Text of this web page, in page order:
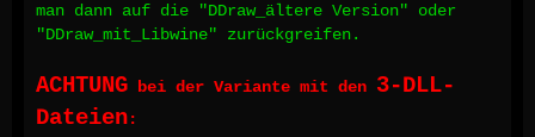
man dann auf die "DDraw_ältere Version" oder
"DDraw_mit_Libwine" zurückgreifen.
ACHTUNG bei der Variante mit den 3-DLL-
Dateien: